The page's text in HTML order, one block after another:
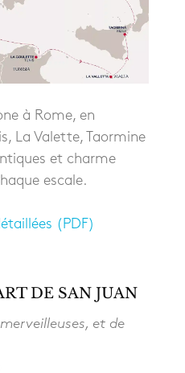
à Rome, en
La Valette, Taormine
et charme
escale.
(PDF)
DE SAN JUAN
et de